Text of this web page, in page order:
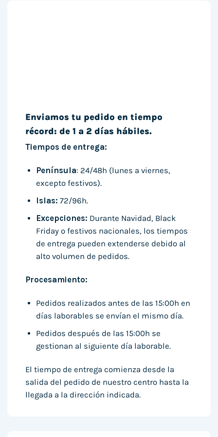
Enviamos tu pedido en tiempo
récord: de 1 a 2 días hábiles.
Tiempos de entrega:
Península: 24/48h (lunes a viernes,
excepto festivos).
Islas: 72/96h.
Excepciones: Durante Navidad, Black
Friday o festivos nacionales, los tiempos
de entrega pueden extenderse debido al
alto volumen de pedidos.
Procesamiento:
Pedidos realizados antes de las 15:00h en
días laborables se envían el mismo día.
Pedidos después de las 15:00h se
gestionan al siguiente día laborable.
El tiempo de entrega comienza desde la
salida del pedido de nuestro centro hasta la
llegada a la dirección indicada.